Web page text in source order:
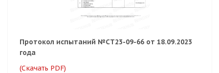
Протокол испытаний №СТ23-09-66 от 18.09.2023
года
(Скачать PDF)